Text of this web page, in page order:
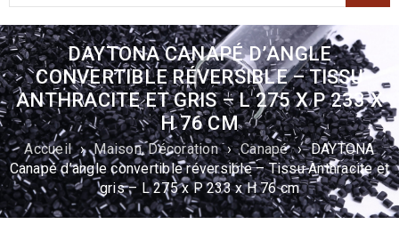
DAYTONA CANAPÉ D’ANGLE
CONVERTIBLE RÉVERSIBLE – TISSU
ANTHRACITE ET GRIS – L 275 X P 233 X
H 76 CM
Accueil › Maison, Décoration › Canapé › DAYTONA
Canapé d’angle convertible réversible – Tissu Anthracite et
gris – L 275 x P 233 x H 76 cm